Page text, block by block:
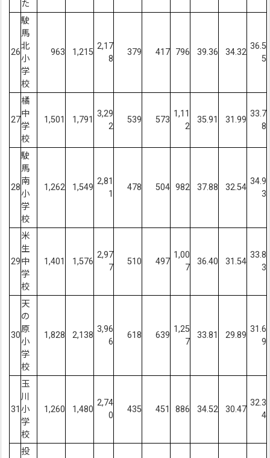
た
26
駛
馬
北
小
学
校
963 1,215
2,17
8
379 417 796 39.36 34.32
36.5
5
27
橘
中
学
校
1,501 1,791
3,29
2
539 573
1,11
2
35.91 31.99
33.7
8
28
駛
馬
南
小
学
校
1,262 1,549
2,81
1
478 504 982 37.88 32.54
34.9
3
29
米
生
中
学
校
1,401 1,576
2,97
7
510 497
1,00
7
36.40 31.54
33.8
3
30
天
の
原
小
学
校
1,828 2,138
3,96
6
618 639
1,25
7
33.81 29.89
31.6
9
31
玉
川
小
学
校
1,260 1,480
2,74
0
435 451 886 34.52 30.47
32.3
4
投